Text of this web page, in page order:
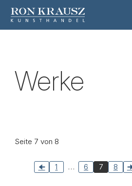
Werke
Seite 7 von 8
1 … 6 7 8